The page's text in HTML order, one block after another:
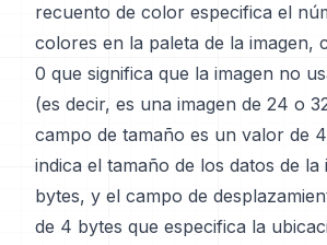
recuento de color especifica el
colores en la paleta de la imagen,
0 que significa que la imagen no
(es decir, es una imagen de 24 o
campo de tamaño es un valor de
indica el tamaño de los datos de la
bytes, y el campo de
de 4 bytes que especifica la